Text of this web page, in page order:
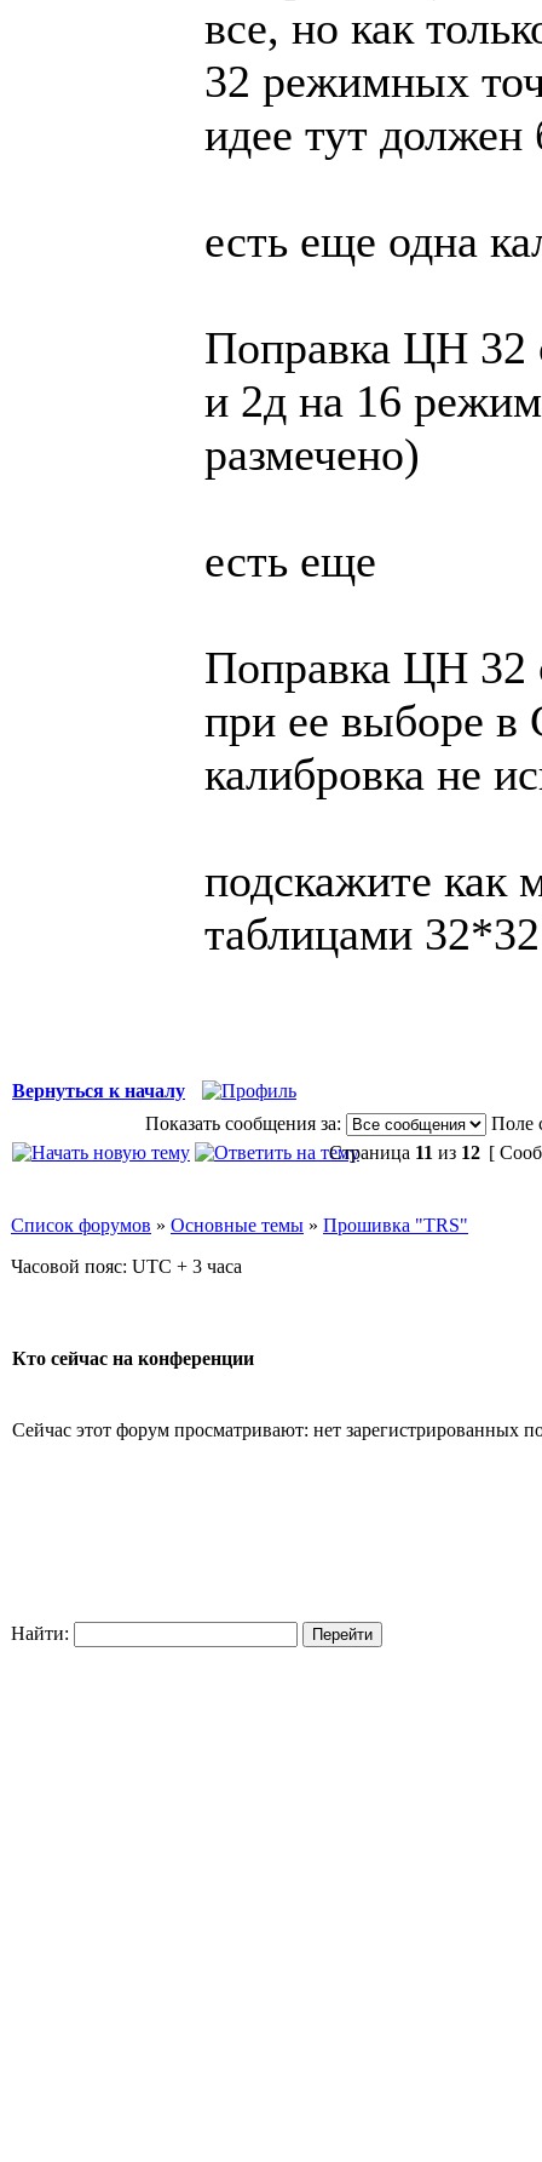
все, но как
32 режимных
идее тут должен
есть еще одна
Поправка ЦН 32
и 2д на 16
размечено)
есть еще
Поправка ЦН 32
при ее выборе в
калибровка не
подскажите как
таблицами 32*32
Вернуться к началу
Показать сообщения за:
Поле
Страница 11 из 12 [
Список форумов » Основные темы » Прошивка "TRS"
Часовой пояс: UTC + 3 часа
Кто сейчас на конференции
Сейчас этот форум просматривают: нет зарегистрированных
Найти: